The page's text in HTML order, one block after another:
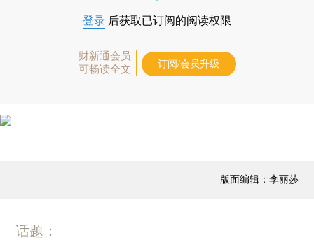
登录 后获取已订阅的阅读权限
财新通会员
可畅读全文
订阅/会员升级
版面编辑：李丽莎
话题：